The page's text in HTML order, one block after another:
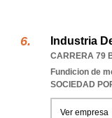
Industria
CARRERA 79
Fundicion de
SOCIEDAD
Ver empresa